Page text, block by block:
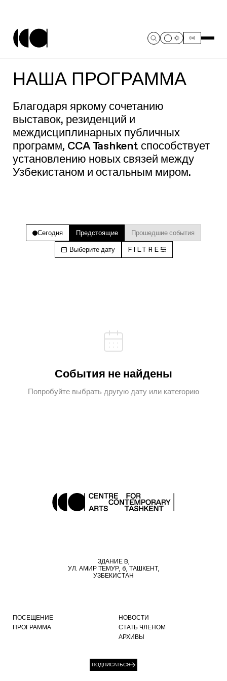
НАША ПРОГРАММА
Благодаря яркому сочетанию
выставок, резиденций и
междисциплинарных публичных
программ, CCA Tashkent способствует
установлению новых связей между
Узбекистаном и остальным миром.
Сегодня Предстоящие Прошедшие события
Выберите дату FILTRE
События не найдены
Попробуйте выбрать другую дату или категорию
ЗДАНИЕ B,
УЛ. АМИР ТЕМУР, 6, ТАШКЕНТ,
УЗБЕКИСТАН
ПОСЕЩЕНИЕ
ПРОГРАММА
НОВОСТИ
СТАТЬ ЧЛЕНОМ
АРХИВЫ
ПОДПИСАТЬСЯ